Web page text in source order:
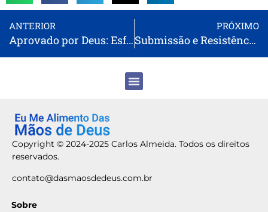
ANTERIOR
Aprovado por Deus: Esforçando-se para Manejar Bem a Palavra da Verdade
PRÓXIMO
Submissão e Resistência: O Caminho para a Vitória Espiritual
Copyright © 2024-2025 Carlos Almeida. Todos os direitos
reservados.
contato@dasmaosdedeus.com.br
Sobre